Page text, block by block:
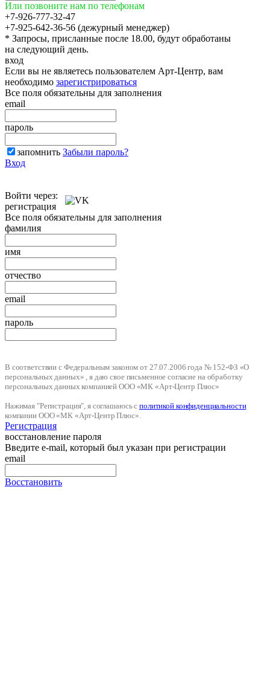
Или позвоните нам по телефонам
+7-926-777-32-47
+7-925-642-36-56 (дежурный менеджер)
* Запросы, присланные после 18.00, будут обработаны
на следующий день.
вход
Если вы не являетесь пользователем Арт-Центр, вам
необходимо зарегистрироваться
Все поля обязательны для заполнения
email
пароль
запомнить Забыли пароль?
Вход
Войти через:
регистрация
Все поля обязательны для заполнения
фамилия
имя
отчество
email
пароль
В соответствии с Федеральным законом от 27.07.2006 года № 152-ФЗ «О
персональных данных» , я даю свое письменное согласие на обработку
персональных данных компанией ООО «МК «Арт-Центр Плюс»
Нажимая "Регистрация", я соглашаюсь сполитикой конфиденциальности
компании ООО «МК «Арт-Центр Плюс».
Регистрация
восстановление пароля
Введите e-mail, который был указан при регистрации
email
Восстановить